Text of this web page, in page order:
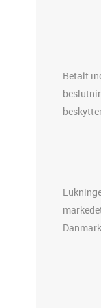
Betalt